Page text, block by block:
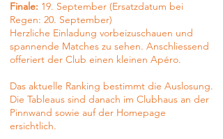
Finale: 19. September (Ersatzdatum bei
Regen: 20. September)
Herzliche Einladung vorbeizuschauen und
spannende Matches zu sehen. Anschliessend
offeriert der Club einen kleinen Apéro.
Das aktuelle Ranking bestimmt die Auslosung.
Die Tableaus sind danach im Clubhaus an der
Pinnwand sowie auf der Homepage
ersichtlich.